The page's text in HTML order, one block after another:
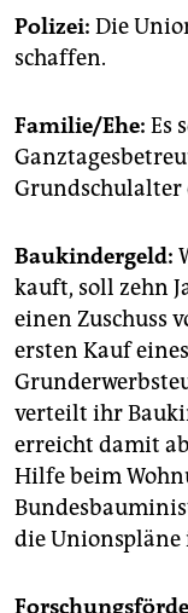
Polizei: Die
schaffen.
Familie/Ehe: Es
Grundschulalter
Baukindergeld:
kauft, soll zehn
einen Zuschuss
ersten Kauf
verteilt ihr
erreicht damit
Hilfe beim
die Unionspläne